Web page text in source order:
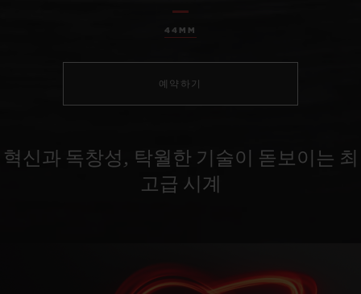
44MM
예약하기
혁신과 독창성, 탁월한 기술이 돋보이는 최
고급 시계